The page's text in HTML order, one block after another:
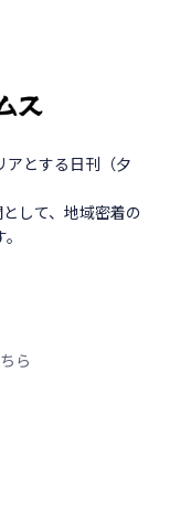
アとする日刊（夕
して、地域密着の
ら